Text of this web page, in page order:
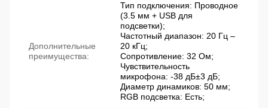
Дополнительные
преимущества:
Тип подключения: Проводное
(3.5 мм + USB для
подсветки);
Частотный диапазон: 20 Гц –
20 кГц;
Сопротивление: 32 Ом;
Чувствительность
микрофона: -38 дБ±3 дБ;
Диаметр динамиков: 50 мм;
RGB подсветка: Есть;